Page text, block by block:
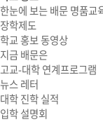
한눈에 보는 배문 명품교
장학제도
학교 홍보 동영상
지금 배문은
고교-대학 연계프로그램
뉴스 레터
대학 진학 실적
입학 설명회